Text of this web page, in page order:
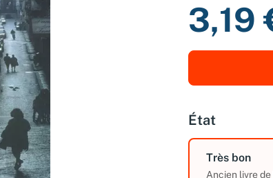
3,19
État
Très bon
Ancien livre